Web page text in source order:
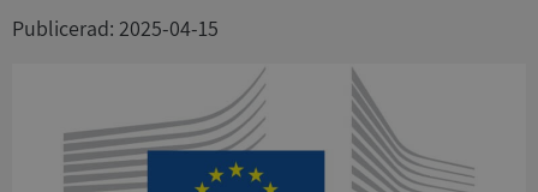
Publicerad: 2025-04-15